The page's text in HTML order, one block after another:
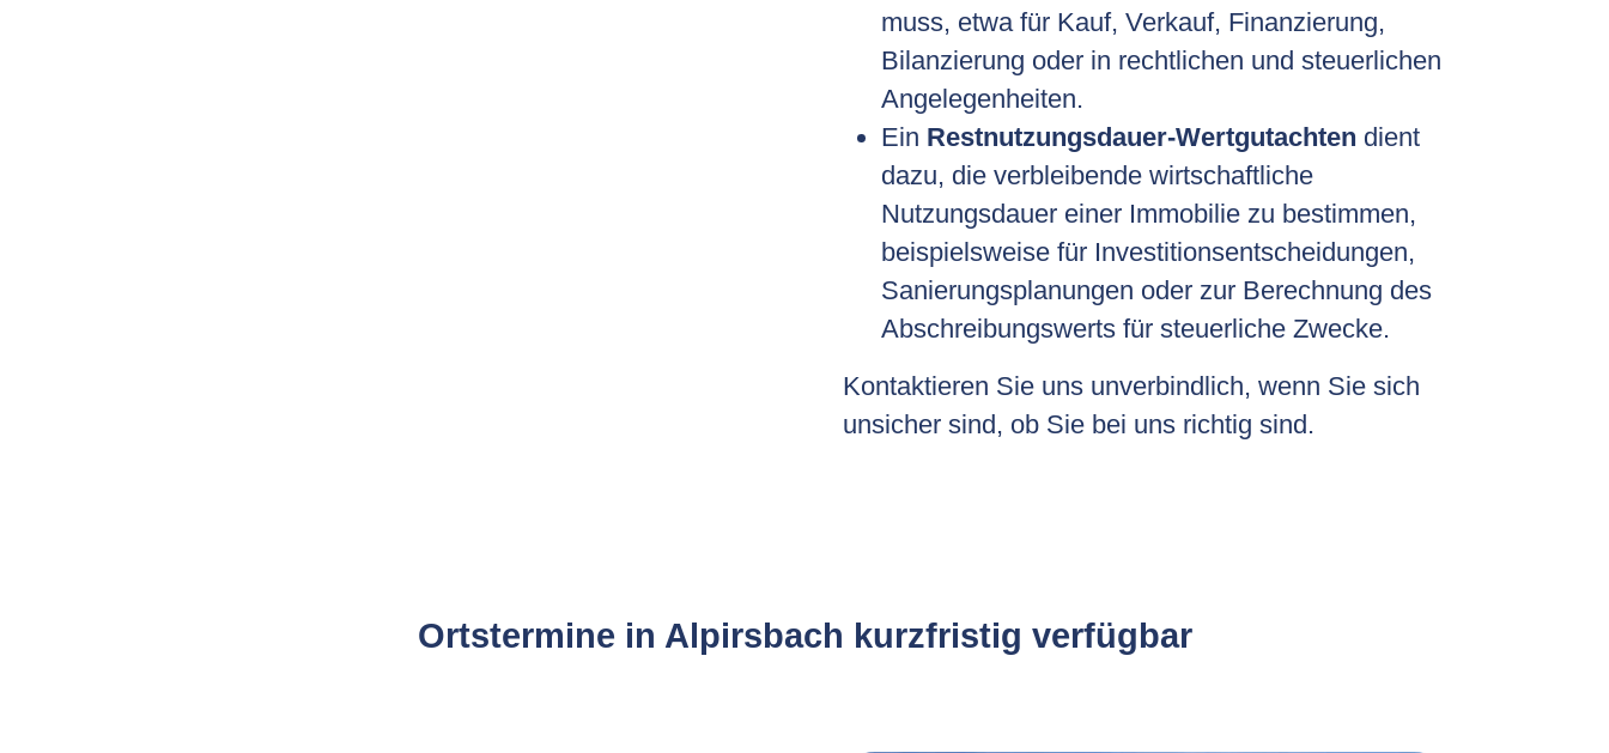
muss, etwa für Kauf, Verkauf, Finanzierung,
Bilanzierung oder in rechtlichen und steuerlichen
Angelegenheiten.
Ein Restnutzungsdauer-Wertgutachten dient
dazu, die verbleibende wirtschaftliche
Nutzungsdauer einer Immobilie zu bestimmen,
beispielsweise für Investitionsentscheidungen,
Sanierungsplanungen oder zur Berechnung des
Abschreibungswerts für steuerliche Zwecke.
Kontaktieren Sie uns unverbindlich, wenn Sie sich
unsicher sind, ob Sie bei uns richtig sind.
Ortstermine in Alpirsbach kurzfristig verfügbar